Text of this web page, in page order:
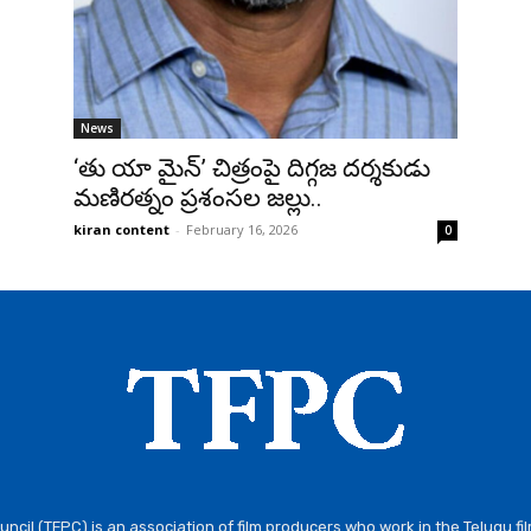
News
‘తు యా మైన్’ చిత్రంపై దిగ్గజ దర్శకుడు
మణిరత్నం ప్రశంసల జల్లు..
kiran content - February 16, 2026 0
(TFPC) is an association of film producers who work in the Telugu